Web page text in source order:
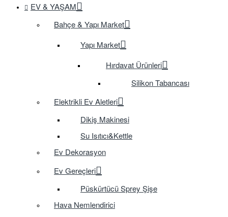
EV & YAŞAM
Bahçe & Yapı Market
Yapı Market
Hırdavat Ürünleri
Silikon Tabancası
Elektrikli Ev Aletleri
Dikiş Makinesi
Su Isıtıcı&Kettle
Ev Dekorasyon
Ev Gereçleri
Püskürtücü Sprey Şişe
Hava Nemlendirici